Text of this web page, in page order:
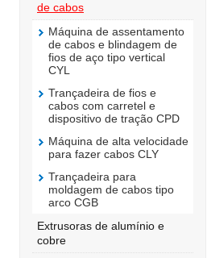
de cabos
Máquina de assentamento
de cabos e blindagem de
fios de aço tipo vertical
CYL
Trançadeira de fios e
cabos com carretel e
dispositivo de tração CPD
Máquina de alta velocidade
para fazer cabos CLY
Trançadeira para
moldagem de cabos tipo
arco CGB
Extrusoras de alumínio e
cobre